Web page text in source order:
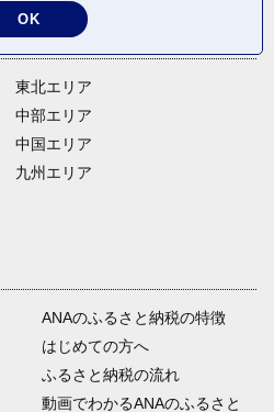
東北エリア
中部エリア
中国エリア
九州エリア
ANAのふるさと納税の特徴
はじめての方へ
ふるさと納税の流れ
動画でわかるANAのふるさと
OK